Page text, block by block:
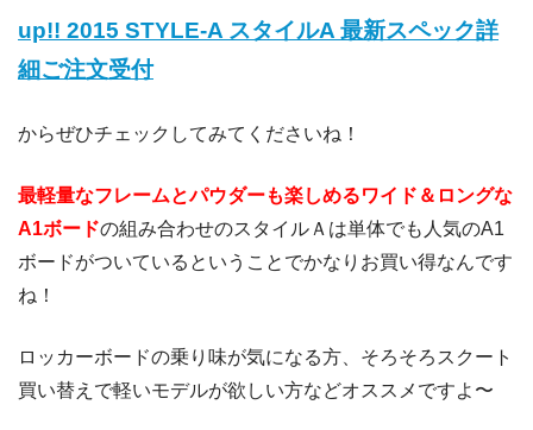
up!! 2015 STYLE-A スタイルA 最新スペック詳
細ご注文受付
からぜひチェックしてみてくださいね！
最軽量なフレームとパウダーも楽しめるワイド＆ロングな
A1ボードの組み合わせのスタイルＡは単体でも人気のA1
ボードがついているということでかなりお買い得なんです
ね！
ロッカーボードの乗り味が気になる方、そろそろスクート
買い替えで軽いモデルが欲しい方などオススメですよ〜